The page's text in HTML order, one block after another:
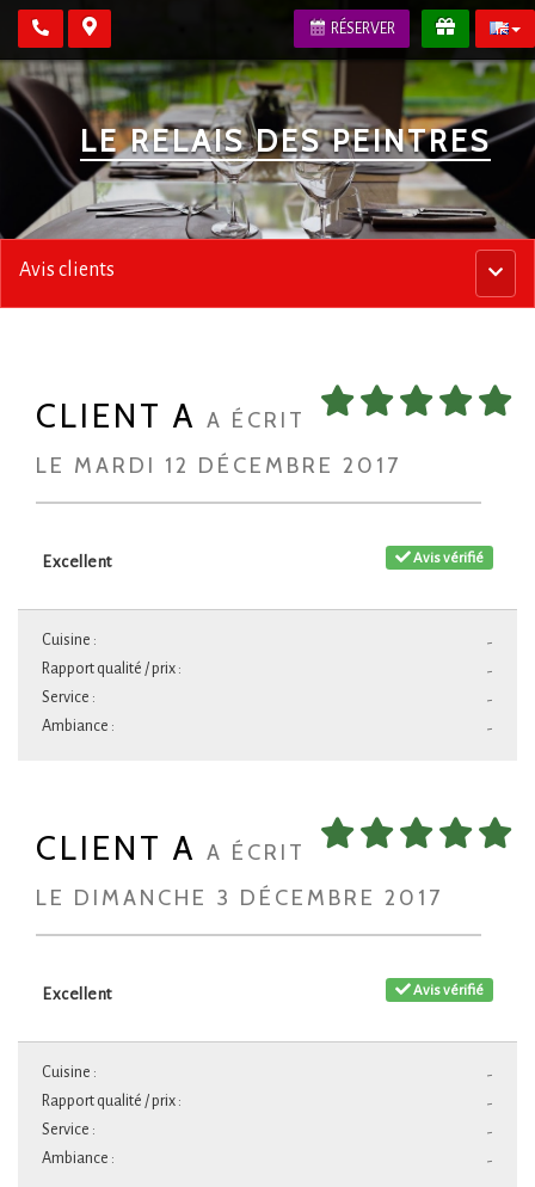
RÉSERVER
LE RELAIS DES PEINTRES
Menu
Avis clients
CLIENT A A ÉCRIT
LE MARDI 12 DÉCEMBRE 2017
Avis vérifié
Excellent
-
Cuisine :
-
Rapport qualité / prix :
-
Service :
-
Ambiance :
CLIENT A A ÉCRIT
LE DIMANCHE 3 DÉCEMBRE 2017
Avis vérifié
Excellent
-
Cuisine :
-
Rapport qualité / prix :
-
Service :
-
Ambiance :